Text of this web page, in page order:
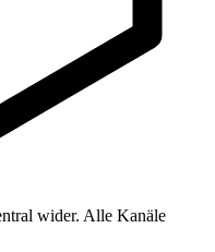
wider. Alle Kanäle